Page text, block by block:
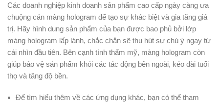
Các doanh nghiệp kinh doanh sản phẩm cao cấp ngày càng ưa
chuộng cán màng hologram để tạo sự khác biệt và gia tăng giá
trị. Hãy hình dung sản phẩm của bạn được bao phủ bởi lớp
màng hologram lấp lánh, chắc chắn sẽ thu hút sự chú ý ngay từ
cái nhìn đầu tiên. Bên cạnh tính thẩm mỹ, màng hologram còn
giúp bảo vệ sản phẩm khỏi các tác động bên ngoài, kéo dài tuổi
thọ và tăng độ bền.
Để tìm hiểu thêm về các ứng dụng khác, bạn có thể tham